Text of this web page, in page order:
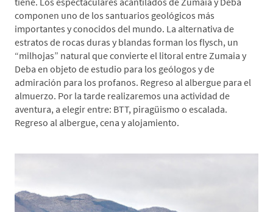
componen uno de los santuarios geológicos más
importantes y conocidos del mundo. La alternativa de
estratos de rocas duras y blandas forman los flysch, un
“milhojas” natural que convierte el litoral entre Zumaia y
Deba en objeto de estudio para los geólogos y de
admiración para los profanos. Regreso al albergue para el
almuerzo. Por la tarde realizaremos una actividad de
aventura, a elegir entre: BTT, piragüismo o escalada.
Regreso al albergue, cena y alojamiento.